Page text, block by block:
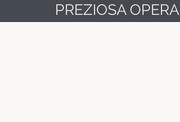
PREZIOSA OPERA